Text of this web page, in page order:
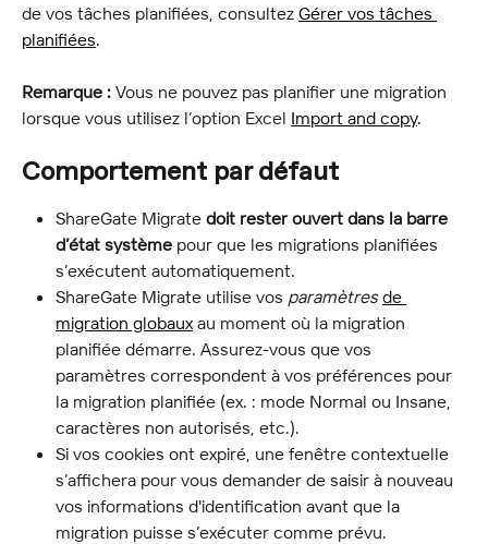
de vos tâches planifiées, consultez Gérer vos tâches
planifiées.
Remarque : Vous ne pouvez pas planifier une migration
lorsque vous utilisez l’option Excel Import and copy.
Comportement par défaut
ShareGate Migrate doit rester ouvert dans la barre
d’état système pour que les migrations planifiées
s’exécutent automatiquement.
ShareGate Migrate utilise vos paramètres de
migration globaux au moment où la migration
planifiée démarre. Assurez-vous que vos
paramètres correspondent à vos préférences pour
la migration planifiée (ex. : mode Normal ou Insane,
caractères non autorisés, etc.).
Si vos cookies ont expiré, une fenêtre contextuelle
s’affichera pour vous demander de saisir à nouveau
vos informations d'identification avant que la
migration puisse s’exécuter comme prévu.